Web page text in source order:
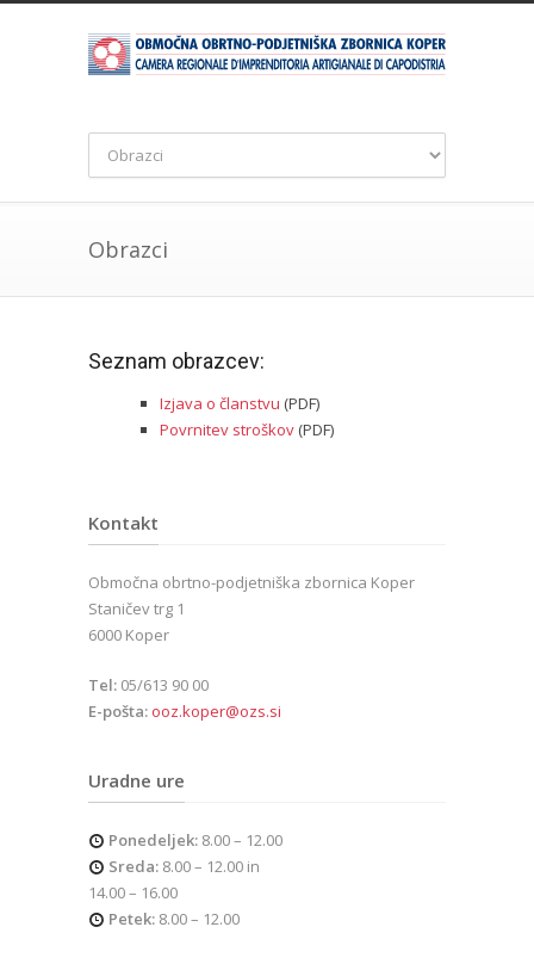
Obrazci
Seznam obrazcev:
Izjava o članstvu (PDF)
Povrnitev stroškov (PDF)
Kontakt
Območna obrtno-podjetniška zbornica Koper
Staničev trg 1
6000 Koper
Tel: 05/613 90 00
E-pošta: ooz.koper@ozs.si
Uradne ure
Ponedeljek: 8.00 – 12.00
Sreda: 8.00 – 12.00 in
14.00 – 16.00
Petek: 8.00 – 12.00